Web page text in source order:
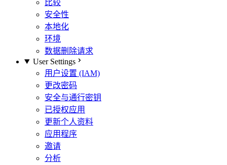
比较
安全性
本地化
环境
数据删除请求
User Settings
用户设置 (IAM)
更改密码
安全与通行密钥
已授权应用
更新个人资料
应用程序
邀请
分析